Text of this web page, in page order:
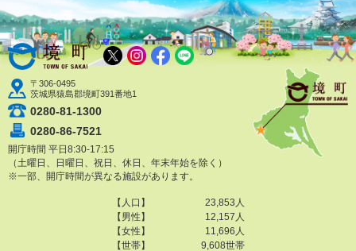
境町公式ホームページ
〒306-0495
茨城県猿島郡境町391番地1
0280-81-1300
0280-86-7521
開庁時間 平日8:30-17:15
（土曜日、日曜日、祝日、休日、年末年始を除く）
※一部、開庁時間が異なる施設があります。
X Instagram
Facebook
LINE